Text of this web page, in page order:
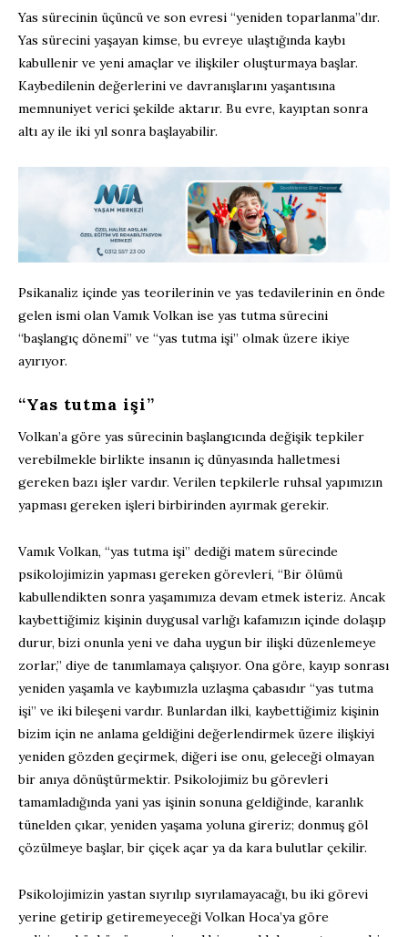
Yas sürecinin üçüncü ve son evresi “yeniden toparlanma”dır.
Yas sürecini yaşayan kimse, bu evreye ulaştığında kaybı
kabullenir ve yeni amaçlar ve ilişkiler oluşturmaya başlar.
Kaybedilenin değerlerini ve davranışlarını yaşantısına
memnuniyet verici şekilde aktarır. Bu evre, kayıptan sonra
altı ay ile iki yıl sonra başlayabilir.
Psikanaliz içinde yas teorilerinin ve yas tedavilerinin en önde
gelen ismi olan Vamık Volkan ise yas tutma sürecini
“başlangıç dönemi” ve “yas tutma işi” olmak üzere ikiye
ayırıyor.
“Yas tutma işi”
Volkan’a göre yas sürecinin başlangıcında değişik tepkiler
verebilmekle birlikte insanın iç dünyasında halletmesi
gereken bazı işler vardır. Verilen tepkilerle ruhsal yapımızın
yapması gereken işleri birbirinden ayırmak gerekir.
Vamık Volkan, “yas tutma işi” dediği matem sürecinde
psikolojimizin yapması gereken görevleri, “Bir ölümü
kabullendikten sonra yaşamımıza devam etmek isteriz. Ancak
kaybettiğimiz kişinin duygusal varlığı kafamızın içinde dolaşıp
durur, bizi onunla yeni ve daha uygun bir ilişki düzenlemeye
zorlar,” diye de tanımlamaya çalışıyor. Ona göre, kayıp sonrası
yeniden yaşamla ve kaybımızla uzlaşma çabasıdır “yas tutma
işi” ve iki bileşeni vardır. Bunlardan ilki, kaybettiğimiz kişinin
bizim için ne anlama geldiğini değerlendirmek üzere ilişkiyi
yeniden gözden geçirmek, diğeri ise onu, geleceği olmayan
bir anıya dönüştürmektir. Psikolojimiz bu görevleri
tamamladığında yani yas işinin sonuna geldiğinde, karanlık
tünelden çıkar, yeniden yaşama yoluna gireriz; donmuş göl
çözülmeye başlar, bir çiçek açar ya da kara bulutlar çekilir.
Psikolojimizin yastan sıyrılıp sıyrılamayacağı, bu iki görevi
yerine getirip getiremeyeceği Volkan Hoca’ya göre